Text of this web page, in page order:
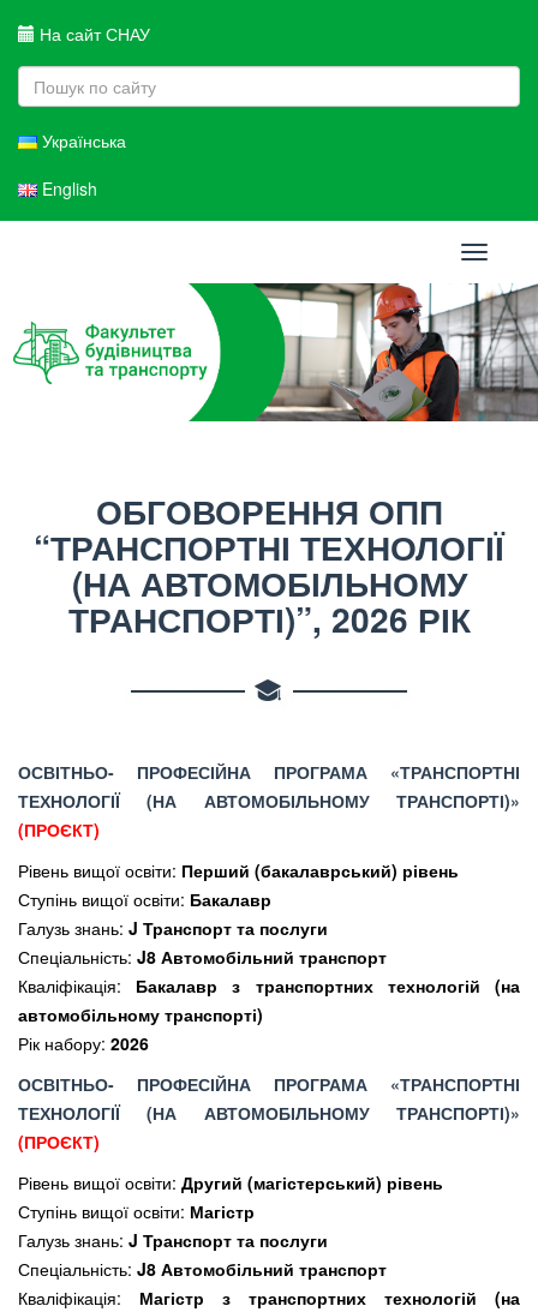
На сайт СНАУ
Українська
English
Toggle
ОБГОВОРЕННЯ ОПП
“ТРАНСПОРТНІ ТЕХНОЛОГІЇ
(НА АВТОМОБІЛЬНОМУ
ТРАНСПОРТІ)”, 2026 РІК
ОСВІТНЬО- ПРОФЕСІЙНА ПРОГРАМА «ТРАНСПОРТНІ
ТЕХНОЛОГІЇ (НА АВТОМОБІЛЬНОМУ ТРАНСПОРТІ)»
(ПРОЄКТ)
Рівень вищої освіти: Перший (бакалаврський) рівень
Ступінь вищої освіти: Бакалавр
Галузь знань: J Транспорт та послуги
Спеціальність: J8 Автомобільний транспорт
Кваліфікація: Бакалавр з транспортних технологій (на
автомобільному транспорті)
Рік набору: 2026
ОСВІТНЬО- ПРОФЕСІЙНА ПРОГРАМА «ТРАНСПОРТНІ
ТЕХНОЛОГІЇ (НА АВТОМОБІЛЬНОМУ ТРАНСПОРТІ)»
(ПРОЄКТ)
Рівень вищої освіти: Другий (магістерський) рівень
Ступінь вищої освіти: Магістр
Галузь знань: J Транспорт та послуги
Спеціальність: J8 Автомобільний транспорт
Кваліфікація: Магістр з транспортних технологій (на